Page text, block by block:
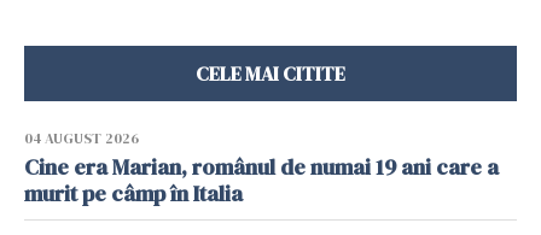
CELE MAI CITITE
04 AUGUST 2026
Cine era Marian, românul de numai 19 ani care a
murit pe câmp în Italia